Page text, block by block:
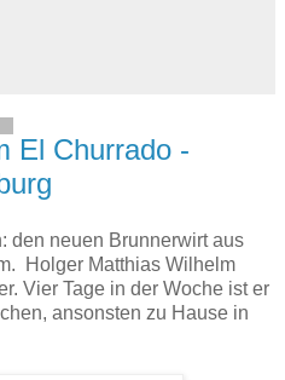
El Churrado -
den neuen Brunnerwirt aus
Holger Matthias Wilhelm
Vier Tage in der Woche ist er
ansonsten zu Hause in